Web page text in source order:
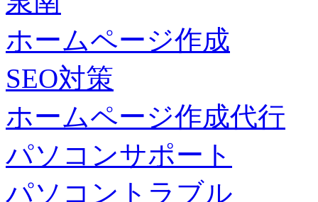
ホームページ作成
SEO対策
ホームページ作成代行
パソコンサポート
パソコントラブル